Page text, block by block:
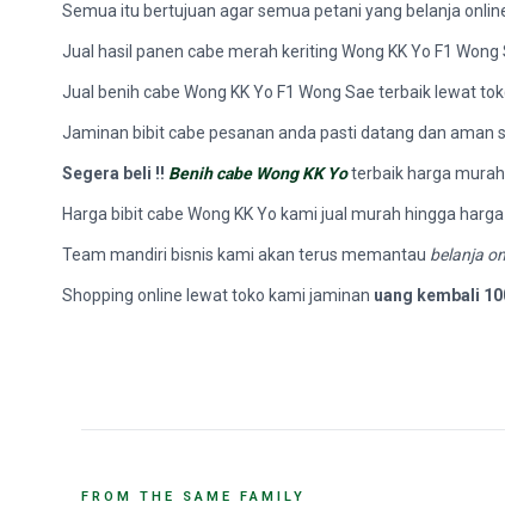
Semua itu bertujuan agar semua petani yang belanja
Jual hasil panen cabe merah keriting Wong KK Yo F1
Jual benih cabe Wong KK Yo F1 Wong Sae terbaik lewat
Jaminan bibit cabe pesanan anda pasti datang dan aman
Segera beli !! Benih cabe Wong KK Yoterbaik harga
Harga bibit cabe Wong KK Yo kami jual murah hingga
Team mandiri bisnis kami akan terus memantau belanja
Shopping online lewat toko kami jaminan uang kembali
FROM THE SAME FAMILY